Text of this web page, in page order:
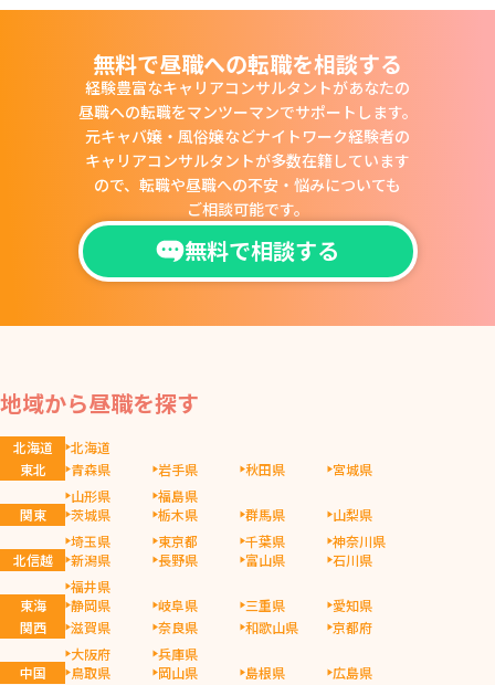
無料で昼職への転職を相談する
経験豊富なキャリアコンサルタントがあなたの
昼職への転職をマンツーマンでサポートします。
元キャバ嬢・風俗嬢などナイトワーク経験者の
キャリアコンサルタントが多数在籍しています
ので、 転職や昼職への不安・悩みについても
ご相談可能です。
無料で相談する
地域から昼職を探す
北海道
北海道
東北
青森県 岩手県 秋田県
宮城県
山形県
福島県
関東
茨城県 栃木県 群馬県
山梨県
埼玉県
東京都 千葉県
神奈川県
北信越
新潟県 長野県 富山県
石川県
福井県
東海
静岡県 岐阜県 三重県
愛知県
関西
滋賀県 奈良県 和歌山県
京都府
大阪府
兵庫県
中国
鳥取県 岡山県 島根県
広島県